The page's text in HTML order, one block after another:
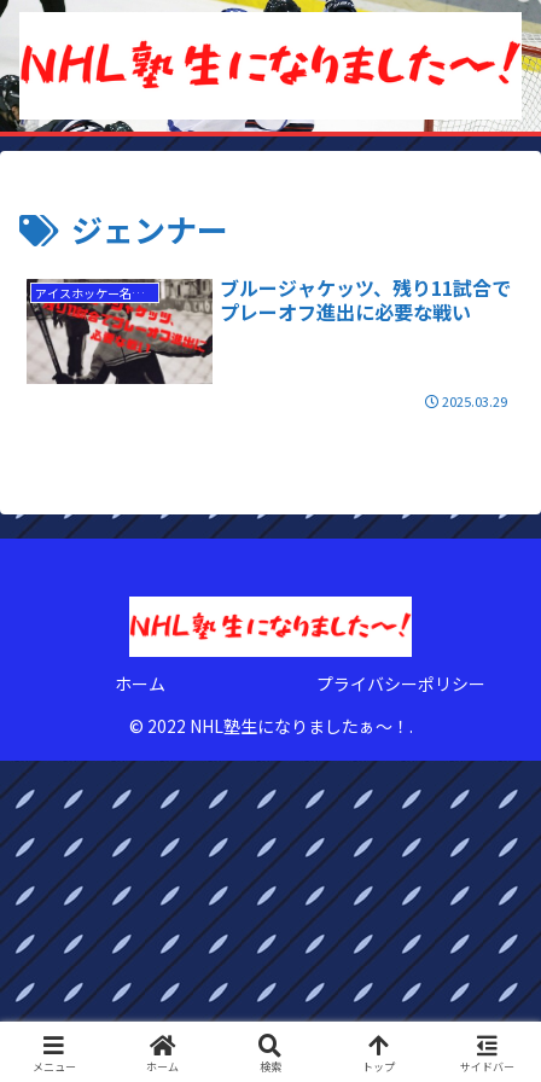
ジェンナー
アイスホッケー名勝負
ブルージャケッツ、残り11試合で
プレーオフ進出に必要な戦い
2025.03.29
ホーム
プライバシーポリシー
© 2022 NHL塾生になりましたぁ〜！.
メニュー ホーム 検索 トップ サイドバー